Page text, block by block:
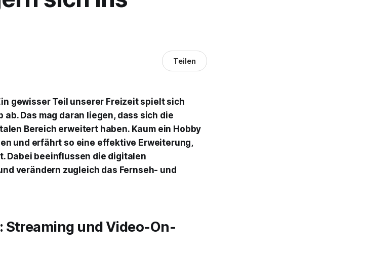
Teilen
gewisser Teil unserer Freizeit spielt sich
Das mag daran liegen, dass sich die
Bereich erweitert haben. Kaum ein Hobby
und erfährt so eine effektive Erweiterung,
Dabei beeinflussen die digitalen
verändern zugleich das Fernseh- und
Streaming und Video-On-